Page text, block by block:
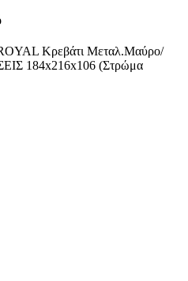
Κρεβάτι Μεταλ.Μαύρο/
184x216x106 (Στρώμα